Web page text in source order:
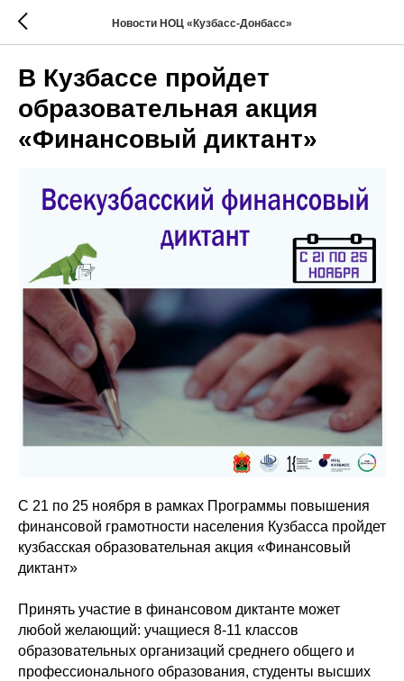
Новости НОЦ «Кузбасс-Донбасс»
В Кузбассе пройдет
образовательная акция
«Финансовый диктант»
С 21 по 25 ноября в рамках Программы повышения
финансовой грамотности населения Кузбасса пройдет
кузбасская образовательная акция «Финансовый
диктант»
Принять участие в финансовом диктанте может
любой желающий: учащиеся 8-11 классов
образовательных организаций среднего общего и
профессионального образования, студенты высших